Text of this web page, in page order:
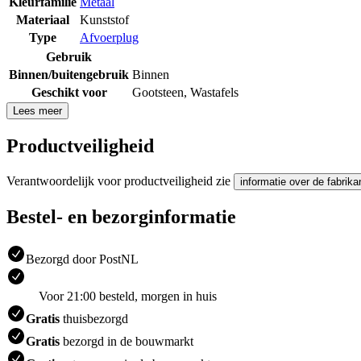
Materiaal
Kunststof
Type
Afvoerplug
Gebruik
Binnen/buitengebruik Binnen
Geschikt voor
Gootsteen, Wastafels
Lees meer
Productveiligheid
Verantwoordelijk voor productveiligheid zie informatie over de
Bestel- en bezorginformatie
Bezorgd door PostNL
Voor 21:00 besteld, morgen in huis
Gratis thuisbezorgd
Gratis bezorgd in de bouwmarkt